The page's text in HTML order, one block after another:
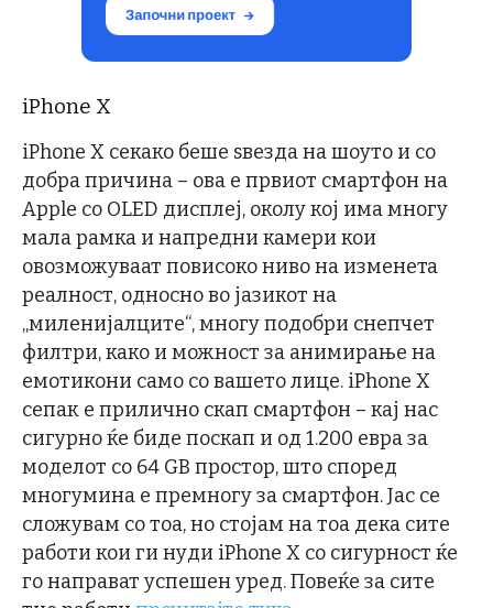
iPhone X
iPhone X секако беше ѕвезда на шоуто и со
добра причина – ова е првиот смартфон на
Apple со OLED дисплеј, околу кој има многу
мала рамка и напредни камери кои
овозможуваат повисоко ниво на изменета
реалност, односно во јазикот на
„миленијалците“, многу подобри снепчет
филтри, како и можност за анимирање на
емотикони само со вашето лице. iPhone X
сепак е прилично скап смартфон – кај нас
сигурно ќе биде поскап и од 1.200 евра за
моделот со 64 GB простор, што според
многумина е премногу за смартфон. Јас се
сложувам со тоа, но стојам на тоа дека сите
работи кои ги нуди iPhone X со сигурност ќе
го направат успешен уред. Повеќе за сите